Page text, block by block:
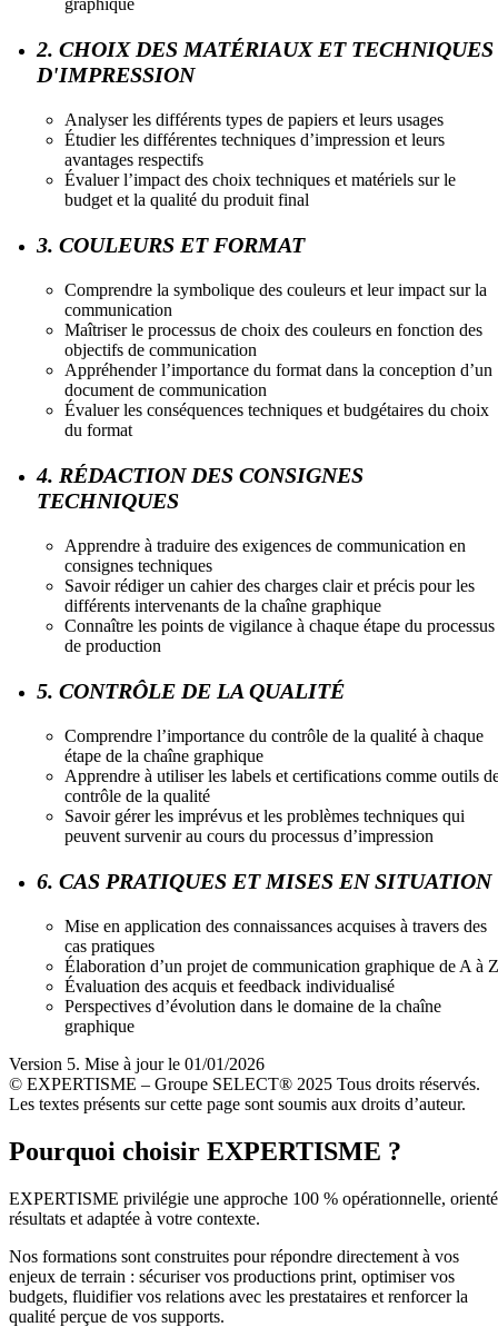
2. CHOIX DES MATÉRIAUX ET TECHNIQUES
D'IMPRESSION
Analyser les différents types de papiers et leurs usages
Étudier les différentes techniques d’impression et leurs
avantages respectifs
Évaluer l’impact des choix techniques et matériels sur le
budget et la qualité du produit final
3. COULEURS ET FORMAT
Comprendre la symbolique des couleurs et leur impact sur la
communication
Maîtriser le processus de choix des couleurs en fonction des
objectifs de communication
Appréhender l’importance du format dans la conception d’un
document de communication
Évaluer les conséquences techniques et budgétaires du choix
du format
4. RÉDACTION DES CONSIGNES
TECHNIQUES
Apprendre à traduire des exigences de communication en
consignes techniques
Savoir rédiger un cahier des charges clair et précis pour les
différents intervenants de la chaîne graphique
Connaître les points de vigilance à chaque étape du processus
de production
5. CONTRÔLE DE LA QUALITÉ
Comprendre l’importance du contrôle de la qualité à chaque
étape de la chaîne graphique
Apprendre à utiliser les labels et certifications comme outils
contrôle de la qualité
Savoir gérer les imprévus et les problèmes techniques qui
peuvent survenir au cours du processus d’impression
6. CAS PRATIQUES ET MISES EN SITUATION
Mise en application des connaissances acquises à travers des
cas pratiques
Élaboration d’un projet de communication graphique de A à Z
Évaluation des acquis et feedback individualisé
Perspectives d’évolution dans le domaine de la chaîne
graphique
Version 5. Mise à jour le 01/01/2026
© EXPERTISME – Groupe SELECT® 2025 Tous droits réservés.
Les textes présents sur cette page sont soumis aux droits d’auteur.
Pourquoi choisir EXPERTISME ?
EXPERTISME privilégie une approche 100 % opérationnelle,
résultats et adaptée à votre contexte.
Nos formations sont construites pour répondre directement à vos
enjeux de terrain : sécuriser vos productions print, optimiser vos
budgets, fluidifier vos relations avec les prestataires et renforcer la
qualité perçue de vos supports.